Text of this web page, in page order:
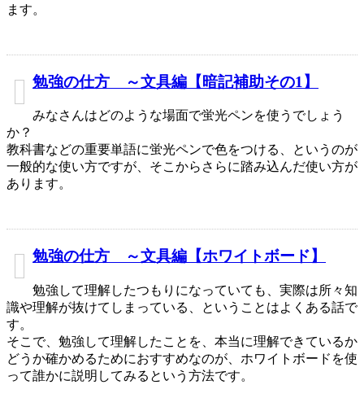
ます。
勉強の仕方 ～文具編【暗記補助その1】
みなさんはどのような場面で蛍光ペンを使うでしょう
か？
教科書などの重要単語に蛍光ペンで色をつける、というのが
一般的な使い方ですが、そこからさらに踏み込んだ使い方が
あります。
勉強の仕方 ～文具編【ホワイトボード】
勉強して理解したつもりになっていても、実際は所々知
識や理解が抜けてしまっている、ということはよくある話で
す。
そこで、勉強して理解したことを、本当に理解できているか
どうか確かめるためにおすすめなのが、ホワイトボードを使
って誰かに説明してみるという方法です。